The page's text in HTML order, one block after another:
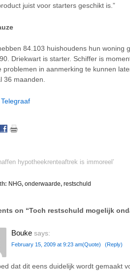
juist voor starters geschikt is.”
84.103 huishoudens hun woning
Driekwart is starter. Schiffer is
problemen in aanmerking te kunnen
36 maanden.
hypotheekrenteaftrek is immoreel’
NHG, onderwaarde, restschuld
on “Toch restschuld mogelijk
Bouke says:
February 15, 2009 at 9:23 am(Quote) (Reply)
dat dit eens duidelijk wordt gemaakt